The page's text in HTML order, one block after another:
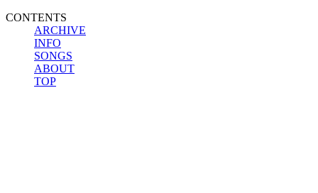
CONTENTS
ARCHIVE
INFO
SONGS
ABOUT
TOP